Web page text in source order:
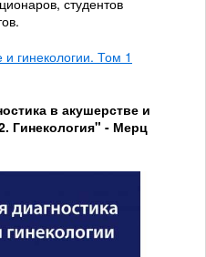
и гинекологии. Том 1
в акушерстве и
Гинекология" - Мерц